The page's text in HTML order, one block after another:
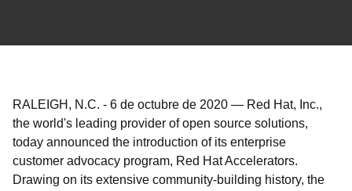
RALEIGH, N.C. - 6 de octubre de 2020 — Red Hat, Inc.,
the world's leading provider of open source solutions,
today announced the introduction of its enterprise
customer advocacy program, Red Hat Accelerators.
Drawing on its extensive community-building history, the